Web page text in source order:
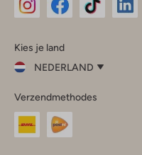
InstagramFacebook
Kies je land
NEDERLAND
je
land
Nederland
Verzendmethodes